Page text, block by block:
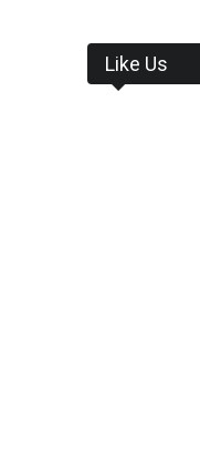
Like Us